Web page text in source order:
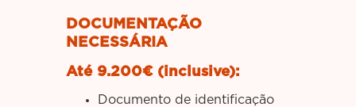
DOCUMENTAÇÃO
NECESSÁRIA
Até 9.200€ (inclusive):
Documento de identificação